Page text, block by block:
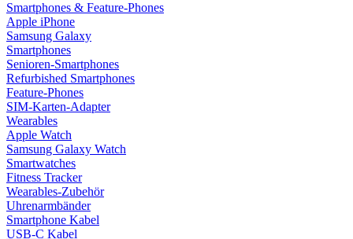
Smartphones & Feature-Phones
Apple iPhone
Samsung Galaxy
Smartphones
Senioren-Smartphones
Refurbished Smartphones
Feature-Phones
SIM-Karten-Adapter
Wearables
Apple Watch
Samsung Galaxy Watch
Smartwatches
Fitness Tracker
Wearables-Zubehör
Uhrenarmbänder
Smartphone Kabel
USB-C Kabel